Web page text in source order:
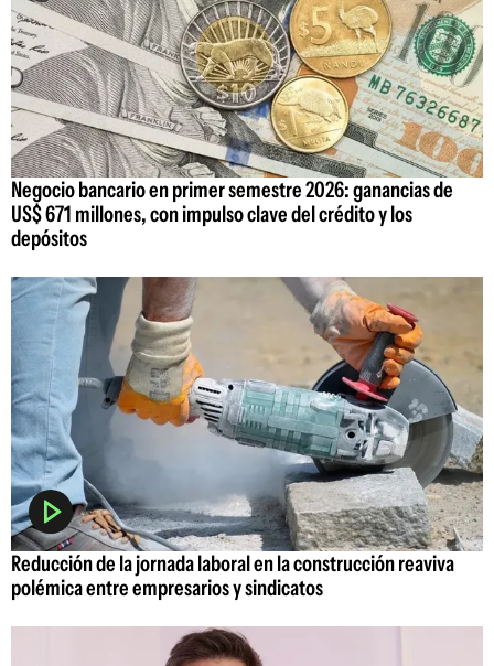
Negocio bancario en primer semestre 2026: ganancias de
US$ 671 millones, con impulso clave del crédito y los
depósitos
Reducción de la jornada laboral en la construcción reaviva
polémica entre empresarios y sindicatos